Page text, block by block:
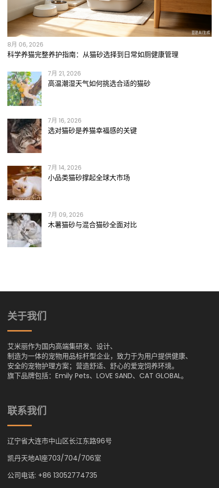
8月 06, 2026
科学养猫完整养护指南：从猫砂选择到日常如厕健康管理
7月 21, 2026
高温潮湿天气如何挑选合适的猫砂
7月 16, 2026
选对猫砂是养猫幸福感的关键
7月 14, 2026
小品类猫砂撑起全球大市场
7月 09, 2026
木薯猫砂与混合猫砂全面对比
关于我们
艾米丽作为国内高端集研发、设计、
制造为一体的宠物用品标杆型企业，致力于为用户提供健康、
安全的宠物护理方案；营造舒适、舒心的爱宠饲养环境。
旗下品牌包括：Emily Pets、LOVE SAND、CAT GLOBAL。
联系我们
辽宁省大连市中山区长江东路96号
凯丹天地A1座703/704/706室
公司电话: +86 13052774735